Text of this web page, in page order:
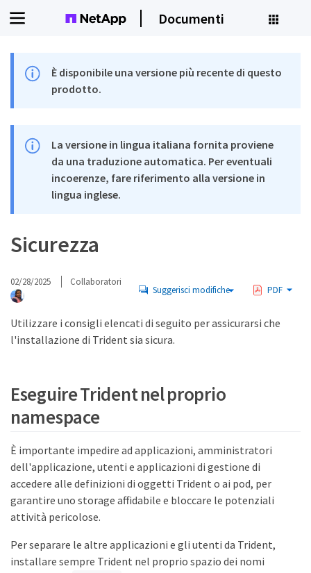
Documenti
È disponibile una versione più recente di questo
prodotto.
La versione in lingua italiana fornita proviene
da una traduzione automatica. Per eventuali
incoerenze, fare riferimento alla versione in
lingua inglese.
Sicurezza
02/28/2025 Collaboratori
Suggerisci modifiche PDF
Utilizzare i consigli elencati di seguito per assicurarsi che
l'installazione di Trident sia sicura.
Eseguire Trident nel proprio
namespace
È importante impedire ad applicazioni, amministratori
dell'applicazione, utenti e applicazioni di gestione di
accedere alle definizioni di oggetti Trident o ai pod, per
garantire uno storage affidabile e bloccare le potenziali
attività pericolose.
Per separare le altre applicazioni e gli utenti da Trident,
installare sempre Trident nel proprio spazio dei nomi